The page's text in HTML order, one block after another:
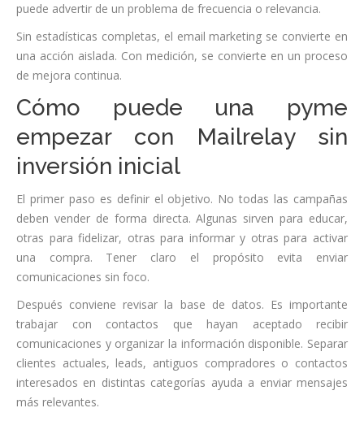
puede advertir de un problema de frecuencia o relevancia.
Sin estadísticas completas, el email marketing se convierte en
una acción aislada. Con medición, se convierte en un proceso
de mejora continua.
Cómo puede una pyme
empezar con Mailrelay sin
inversión inicial
El primer paso es definir el objetivo. No todas las campañas
deben vender de forma directa. Algunas sirven para educar,
otras para fidelizar, otras para informar y otras para activar
una compra. Tener claro el propósito evita enviar
comunicaciones sin foco.
Después conviene revisar la base de datos. Es importante
trabajar con contactos que hayan aceptado recibir
comunicaciones y organizar la información disponible. Separar
clientes actuales, leads, antiguos compradores o contactos
interesados en distintas categorías ayuda a enviar mensajes
más relevantes.